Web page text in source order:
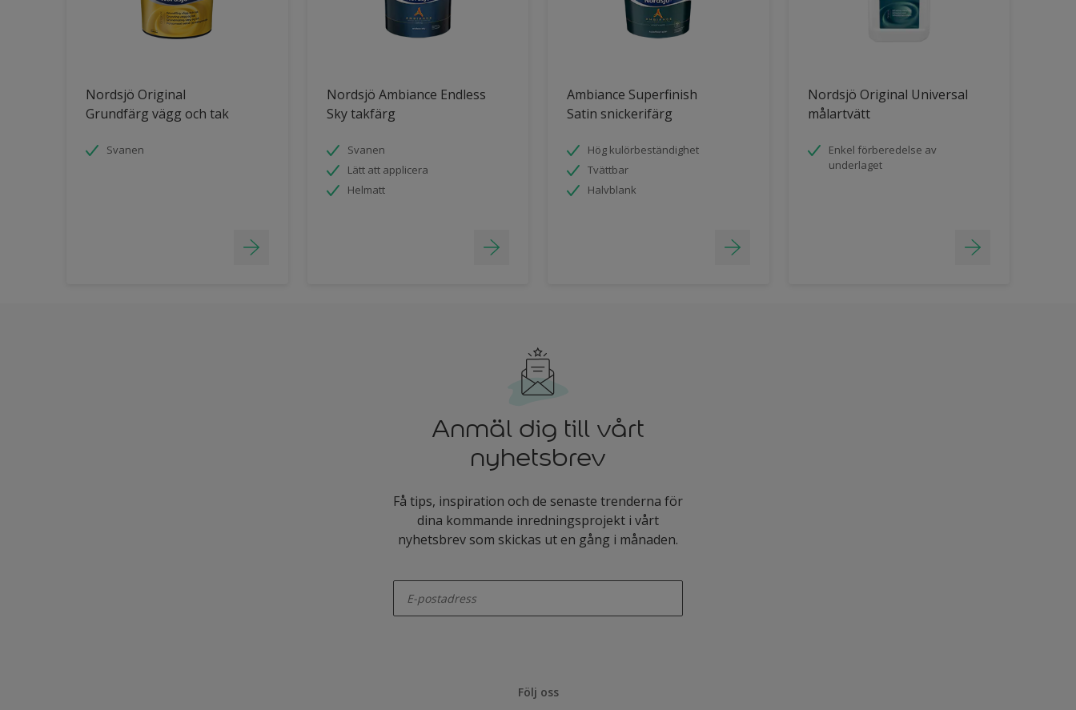
Nordsjö Original
Grundfärg vägg och tak
Svanen
Nordsjö Ambiance Endless
Sky takfärg
Svanen
Lätt att applicera
Helmatt
Ambiance Superfinish
Satin snickerifärg
Hög kulörbeständighet
Tvättbar
Halvblank
Nordsjö Original Universal
målartvätt
Enkel förberedelse av
underlaget
Anmäl dig till vårt
nyhetsbrev
Få tips, inspiration och de senaste trenderna för
dina kommande inredningsprojekt i vårt
nyhetsbrev som skickas ut en gång i månaden.
Följ oss